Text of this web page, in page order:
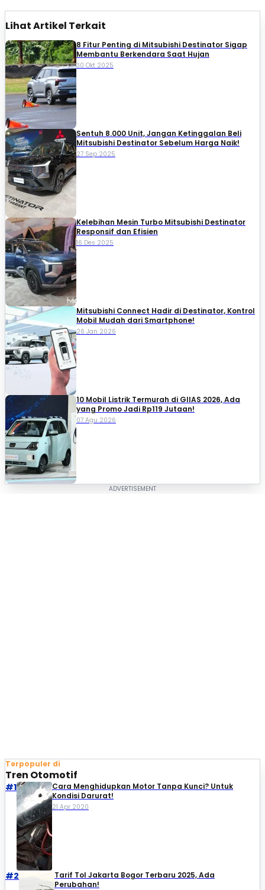
Lihat Artikel Terkait
8 Fitur Penting di Mitsubishi Destinator Sigap
Membantu Berkendara Saat Hujan
30 Okt 2025
Sentuh 8.000 Unit, Jangan Ketinggalan Beli
Mitsubishi Destinator Sebelum Harga Naik!
27 Sep 2025
Kelebihan Mesin Turbo Mitsubishi Destinator
Responsif dan Efisien
16 Des 2025
Mitsubishi Connect Hadir di Destinator, Kontrol
Mobil Mudah dari Smartphone!
26 Jan 2026
10 Mobil Listrik Termurah di GIIAS 2026, Ada
yang Promo Jadi Rp119 Jutaan!
07 Agu 2026
Terpopuler di
Tren Otomotif
#1
Cara Menghidupkan Motor Tanpa Kunci? Untuk
Kondisi Darurat!
21 Apr 2020
#2
Tarif Tol Jakarta Bogor Terbaru 2025, Ada
Perubahan!